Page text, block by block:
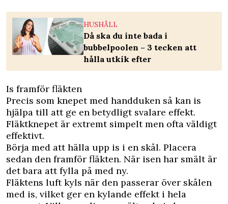
HUSHÅLL
Då ska du inte bada i
bubbelpoolen – 3 tecken att
hålla utkik efter
Is framför fläkten
Precis som knepet med handduken så kan is
hjälpa till att ge en betydligt svalare effekt.
Fläktknepet är extremt simpelt men ofta väldigt
effektivt.
Börja med att hälla upp is i en skål. Placera
sedan den framför fläkten. När isen har smält är
det bara att fylla på med ny.
Fläktens luft kyls när den passerar över skålen
med is, vilket ger en kylande effekt i hela